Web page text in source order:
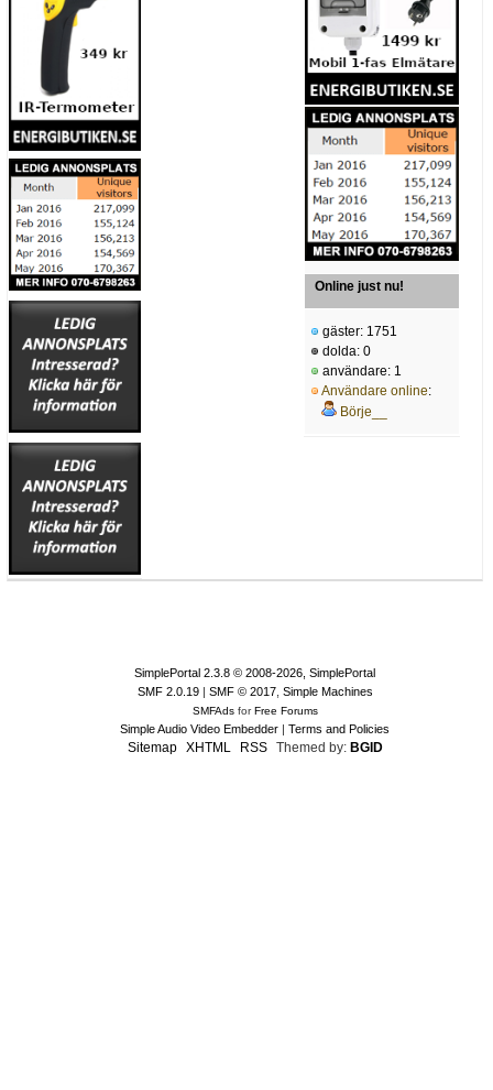
Online just nu!
gäster: 1751
dolda: 0
användare: 1
Användare online:
Börje__
SimplePortal 2.3.8 © 2008-2026, SimplePortal
SMF 2.0.19| SMF © 2017, Simple Machines
SMFAdsforFree Forums
Simple Audio Video Embedder | Terms and Policies
Sitemap XHTML RSS Themed by: BGID